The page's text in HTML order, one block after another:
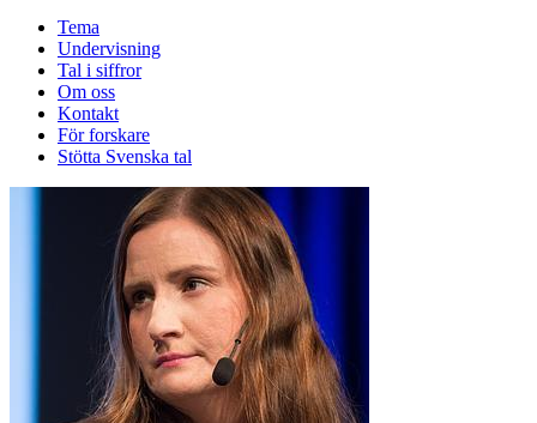
Tema
Undervisning
Tal i siffror
Om oss
Kontakt
För forskare
Stötta Svenska tal